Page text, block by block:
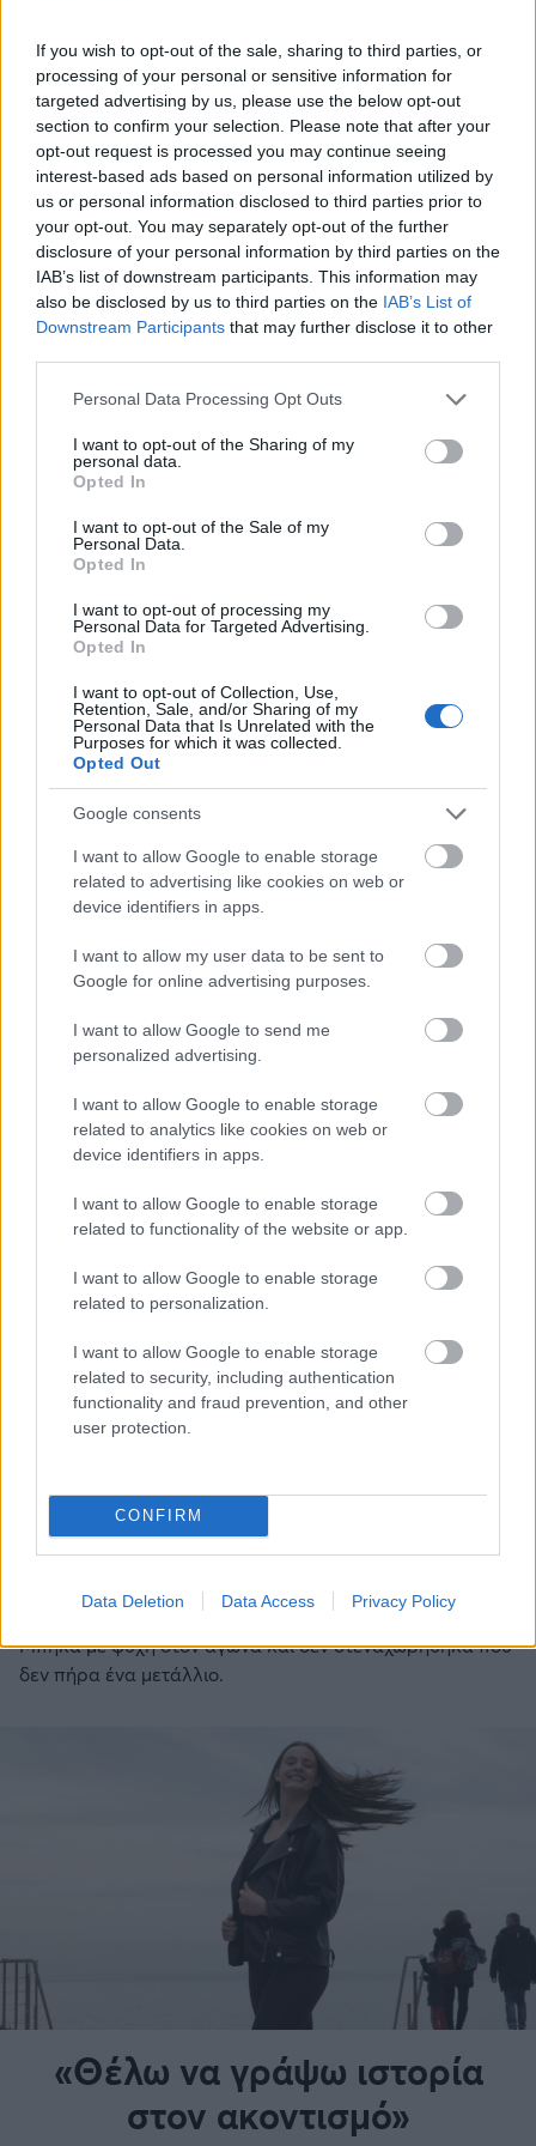
If you wish to opt-out of the sale, sharing to third parties, or
processing of your personal or sensitive information for
targeted advertising by us, please use the below opt-out
section to confirm your selection. Please note that after your
opt-out request is processed you may continue seeing
interest-based ads based on personal information utilized by
us or personal information disclosed to third parties prior to
your opt-out. You may separately opt-out of the further
disclosure of your personal information by third parties on the
IAB’s list of downstream participants. This information may
also be disclosed by us to third parties on the IAB’s List of
Downstream Participants that may further disclose it to other
Please note that this website/app uses one or more Google
not limited to your visit or usage behaviour. You may click to
grant or deny consent to Google and its third-party tags to
use your data for below specified purposes in below Google
consent section.
Personal Data Processing Opt Outs
I want to opt-out of the Sharing of my
personal data.
Opted In
I want to opt-out of the Sale of my
Personal Data.
Opted In
I want to opt-out of processing my
Personal Data for Targeted Advertising.
Opted In
I want to opt-out of Collection, Use,
Retention, Sale, and/or Sharing of my
Personal Data that Is Unrelated with the
Purposes for which it was collected.
Opted Out
Google consents
I want to allow Google to enable storage
related to advertising like cookies on web or
device identifiers in apps.
I want to allow my user data to be sent to
Google for online advertising purposes.
I want to allow Google to send me
personalized advertising.
I want to allow Google to enable storage
related to analytics like cookies on web or
device identifiers in apps.
I want to allow Google to enable storage
related to functionality of the website or app.
I want to allow Google to enable storage
related to personalization.
I want to allow Google to enable storage
related to security, including authentication
functionality and fraud prevention, and other
user protection.
CONFIRM
Data Deletion Data Access Privacy Policy
μητέρα μου ακόμη και σήμερα εργάζεται ως
καθαρίστρια. Οτι κάνουν το κάνουν για εμάς. Και έχω
βάλει στόχο να σταματ- ήσει να ταλαιπωρείται και θέλω
να το κάνω με τον πρωταθλητισμό. Ξέρω πως σκέφτεται
πρώτα πως θα μας μεγαλώσει χωρίς να μας λείψει κάτι
και θέλω να της το ανταποδώσω. Να την ξεκουράσω.
- Θεωρείς τον εαυτό σου αθλήτρια ψυχολογίας ή
«ψυχρή εκτελέστρια» στους αγώνες;
Θα ήθελα να ήμουν ψυχρή επαγγελματίας, αλλά πάντα
μου. Έχουν έρθει καταστάσεις που δεν ήξερα πως να τις
διαχειριστώ
- Πώς το έκανες αυτό τελικά; Γιατί φαντάζομαι στην
καθημερινά να συμβουλευτείς ψυχολόγους.
καταστάσεις. Η μαμά μου είναι η ψυχολόγος μου. Σε
αυτήν τα βγάζω και με ηρεμεί. Η δουλειά βέβαια ενός
Οταν έκανα το παγκόσμιο ρεκόρ που δεν μέτρησε, είχα
θολώσει. Στην ηλικία μου δεν μπορείς να δεις καθαρά
εκείνη τη στιγμή και ήμουν σε μία φάση που ήθελα να τα
παρατήσω όλα. Χρειαζόμουν έναν άνθρωπο κοντά μου.
Θα μπορούσα να το κάνω ξανά, αλλά πιέστηκα πολύ
εκείνη την ημέρα. Το κυνηγούσα καιρό εκείνο το ρεκόρ
και ήταν μάλιστα σε εποχή με lockdown όπου δεν κάναμε
ούτε προπονήσεις, ούτε βολές. Ήμουν χαλαρή όμως και
ρεκόρ.
- Εχεις κάνει λοιπόν παγκόσμιο ρεκόρ (κι ας μην
μέτρησε) και από μικρή ηλικία ρίχνεις σε μέτρα που
δείχνουν ότι στο μέλλον περιμένουμε σπουδαία
πράγματα. Σε αγχώνει ότι από νωρίς υπάρχουν
προσδοκίες από σένα ή είναι κάτι που έχεις
προετοιμαστεί ψυχολογικά, γνωρίζοντας τις
Είμαι έτοιμη ψυχολογικά γι’ αυτό. Πλέον πάω και σε
αγώνες στο εξωτερικό όπου αντιμετωπίζω αθλήτριες που
έβλεπα στην τηλεόραση. Είναι τρελό αυτό. Βλέπω τα
μέτρα τους όμως και είμαι σταθερή στα δικά μου. Βλέπω
ότι μπορώ να τις κυνηγήσω. Ακόμη είμαι 19 ετών
εξάλλου.
-Εχεις περάσει και από περίοδο τραυματισμού και
κατηγορίες, οι στόχοι πρέπει να είναι ανάλογοι;
Ναι. Τότε είχα τραματιστεί στον αγκώνα και έμεινα εκτός
το καλοκαίρι. Ειχα ακίνητο το χέρι μου. Και πήγα στο
Ευρωπαϊκό με πόνους, αλλά κατάφερα να βγω τέταρτη.
Μπήκα με ψυχή στον αγώνα και δεν στεναχωρήθηκα που
δεν πήρα ένα μετάλλιο.
«Θέλω να γράψω ιστορία
στον ακοντισμό»